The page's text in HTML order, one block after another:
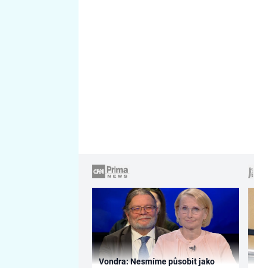
Vondra: Nesmíme působit jako